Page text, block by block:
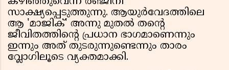
സാക്ഷ്യപ്പെടുത്തുന്നു. ആയുർവേദത്തിലെ
ആ 'മാജിക്' അന്നു മുതൽ തൻ്റെ
ജീവിതത്തിൻ്റെ പ്രധാന ഭാഗമാണെന്നും
ഇന്നും അത് തുടരുന്നുണ്ടെന്നും താരം
വ്ലോഗിലൂടെ വ്യക്തമാക്കി.